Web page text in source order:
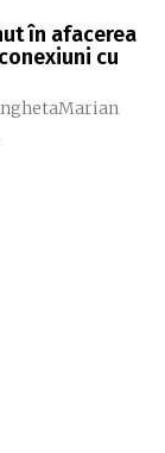
în afacerea
cu